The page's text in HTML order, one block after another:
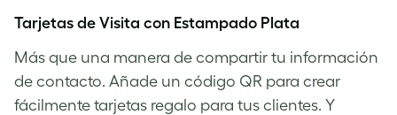
Tarjetas de Visita con Estampado Plata
Más que una manera de compartir tu información
de contacto. Añade un código QR para crear
fácilmente tarjetas regalo para tus clientes. Y